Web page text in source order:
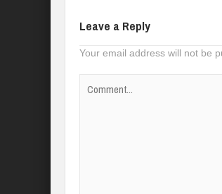
Leave a Reply
Your email address will not be